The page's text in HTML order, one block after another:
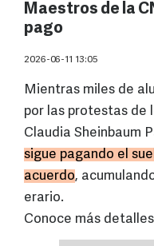
Maestros de la
pago
2026-06-11 13:05
Mientras miles de
por las protestas de
Claudia Sheinbaum
sigue pagando el
acuerdo,
erario.
Conoce más